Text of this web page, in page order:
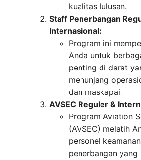
kualitas lulusan.
Staff Penerbangan
Internasional:
Program ini
Anda untuk
penting di darat
menunjang
dan maskapai.
AVSEC Reguler &
Program Aviation
(AVSEC) melatih
personel keamanan
penerbangan yang